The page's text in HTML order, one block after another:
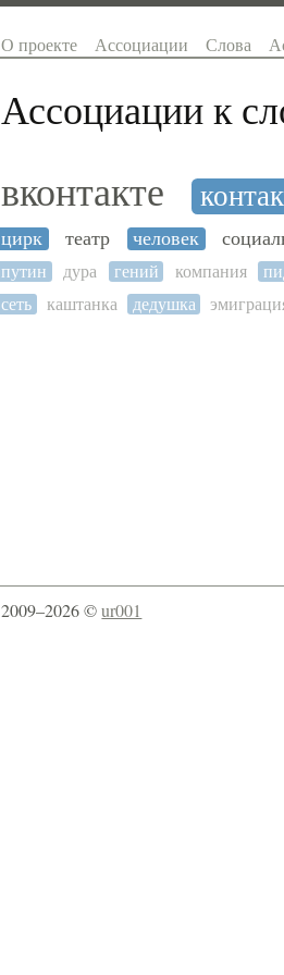
О проекте Ассоциации Слова
Ассоциации к
вконтакте
цирк театр человек
путин
дура гений компания
сеть
каштанка дедушка
2009–2026 ©ur001